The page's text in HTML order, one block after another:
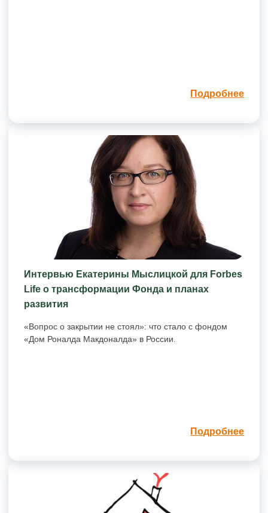
Подробнее
Интервью Екатерины Мыслицкой для Forbes
Life о трансформации Фонда и планах
развития
«Вопрос о закрытии не стоял»: что стало с фондом
«Дом Роналда Макдоналда» в России.
Подробнее